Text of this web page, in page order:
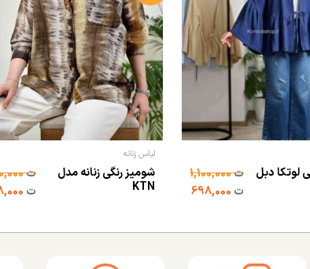
لوتکا دبل
ت1,100,000
ت
لباس زنانه
شومیز رنگی زنانه مدل
KTN
ت1,850,000
ت